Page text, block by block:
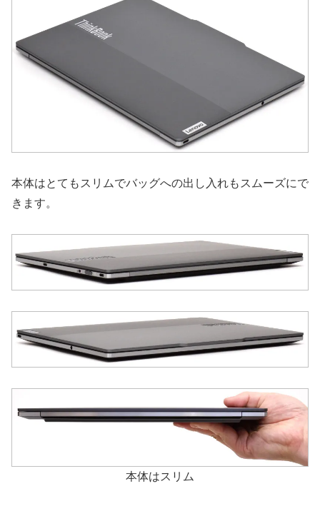
本体はとてもスリムでバッグへの出し入れもスムーズにで
きます。
本体はスリム